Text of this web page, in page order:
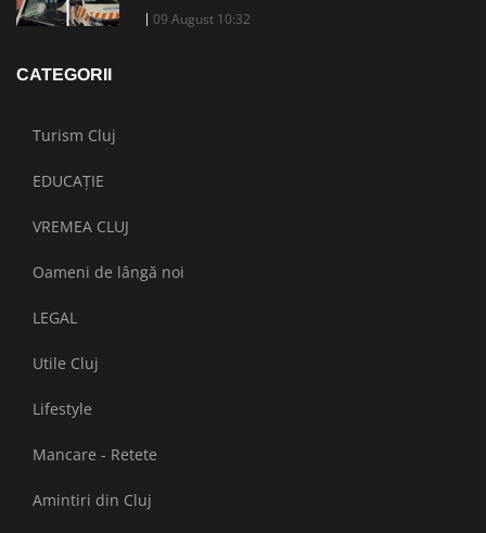
09 August 10:32
CATEGORII
Turism Cluj
EDUCAȚIE
VREMEA CLUJ
Oameni de lângă noi
LEGAL
Utile Cluj
Lifestyle
Mancare - Retete
Amintiri din Cluj